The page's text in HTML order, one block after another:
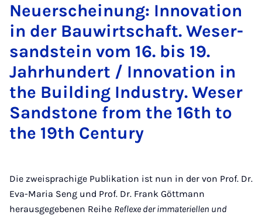
Neu­er­schei­nung: In­no­va­ti­on
in der Bau­wirt­schaft. We­ser­
sand­stein vom 16. bis 19.
Jahr­hun­dert / In­no­va­ti­on in
the Buil­ding In­dus­try. We­ser
Sand­s­to­ne from the 16th to
the 19th Cen­tu­ry
Die zweisprachige Publikation ist nun in der von Prof. Dr.
Eva-Maria Seng und Prof. Dr. Frank Göttmann
herausgegebenen Reihe Reflexe der immateriellen und